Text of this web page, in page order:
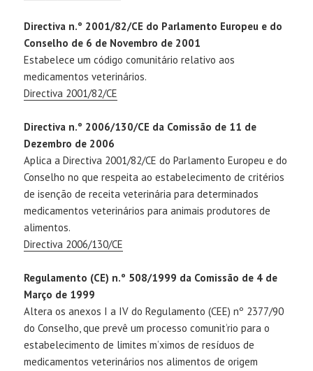
Directiva n.º 2001/82/CE do Parlamento Europeu e do
Conselho de 6 de Novembro de 2001
Estabelece um código comunitário relativo aos
medicamentos veterinários.
Directiva 2001/82/CE
Directiva n.º 2006/130/CE da Comissão de 11 de
Dezembro de 2006
Aplica a Directiva 2001/82/CE do Parlamento Europeu e do
Conselho no que respeita ao estabelecimento de critérios
de isenção de receita veterinária para determinados
medicamentos veterinários para animais produtores de
alimentos.
Directiva 2006/130/CE
Regulamento (CE) n.º 508/1999 da Comissão de 4 de
Março de 1999
Altera os anexos I a IV do Regulamento (CEE) nº 2377/90
do Conselho, que prevê um processo comunit‘rio para o
estabelecimento de limites m‘ximos de resíduos de
medicamentos veterinários nos alimentos de origem